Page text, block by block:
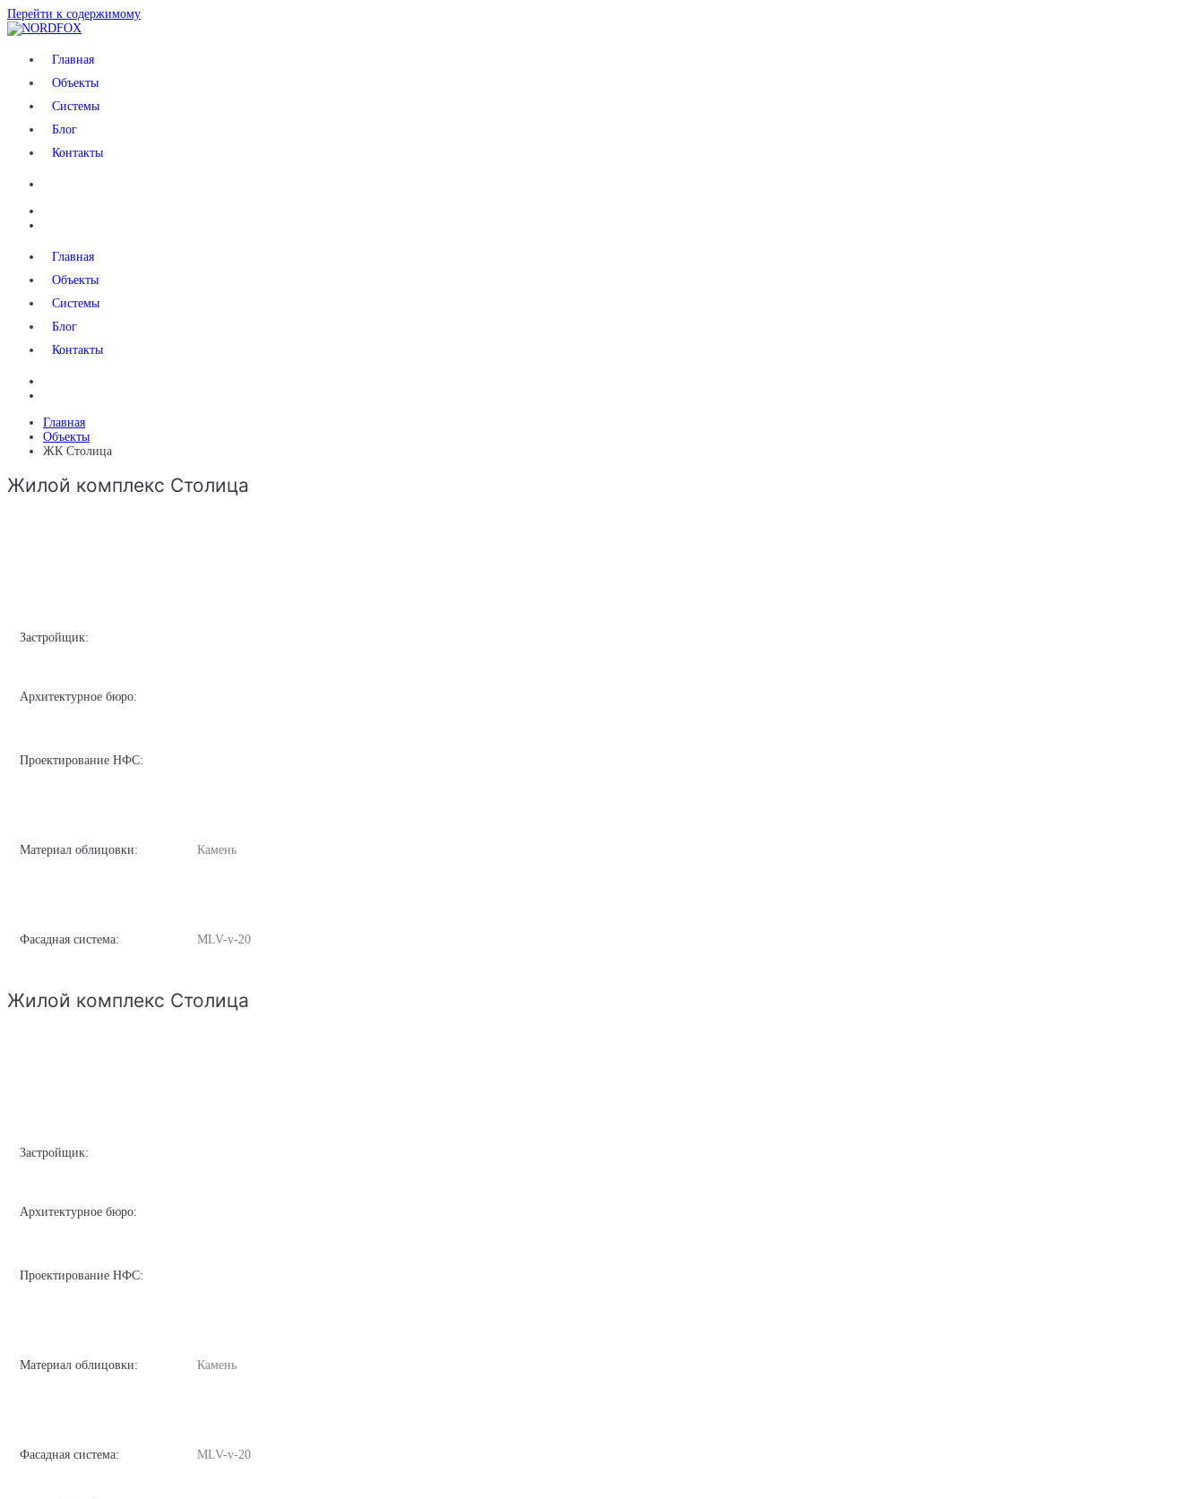
Перейти к содержимому
NORDFOXГлавная
Объекты
Системы
Блог
Контакты
Главная
Объекты
Системы
Блог
Контакты
Главная
Объекты
ЖК Столица
Жилой комплекс Столица
Застройщик:
Архитектурное бюро:
Проектирование НФС:
Материал облицовки: Камень
Фасадная система: MLV-v-20
Жилой комплекс Столица
Застройщик:
Архитектурное бюро:
Проектирование НФС:
Материал облицовки: Камень
Фасадная система: MLV-v-20